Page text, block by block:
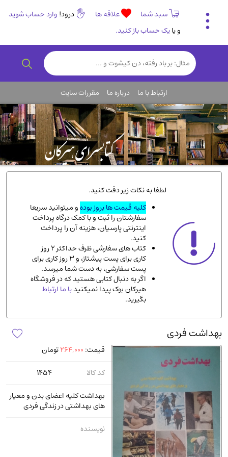
سبد شما علاقه ها درود! وارد حساب شوید
و یایک حساب باز کنید.
تاریخی و فرهنگی
(838)
رمان و داستان ایرانی(307)
روانشناسی(357)
انگلیسی و زبان خارجی(14)
کودکان و نوجوانان(76)
کتب نادر و کمیاب(19)
روانشناسی(112)
طب گیاهی و سنتی(45)
فلسفه و جامعه شناسی(151)
ادبیات و شعر
ادیان و مذاهب
دانشگاهی و آموزشی
اقتصادی، بازاریابی و مالی(56)
پزشکی(140)
کامپیوتر و نرم افزار
آشپزی و خوراکی(25)
سرگرمی و بازی(7)
سیاسی (116)
رمان و داستان خارجی(489)
حقوقی و قانون(47)
کتاب های مصور رنگی و گلاسه(23)
ارتباط با ما درباره ما مقررات سایت
لطفا به نکات زیر دقت کنید.
کلیه قیمت ها بروز بودهو میتوانید سریعا
سفارشتان را ثبت و با کمک درگاه پرداخت
اینترنتی پارسیان، هزینه آن را پرداخت
کنید.
کتاب های سفارشی ظرف حداکثر 2 روز
کاری برای پست پیشتاز، و 3 روز کاری برای
پست سفارشی، به دست شما میرسد.
اگر به دنبال کتابی هستید که در فروشگاه
هیرکان بوک پیدا نمیکنیدبا ما ارتباط
بگیرید.
بهداشت فردی
قیمت: 264,000تومان
کد کالا
1454
بهداشت کلیه اعضای بدن و معیار
های بهداشتی در زندگی فردی
نویسنده